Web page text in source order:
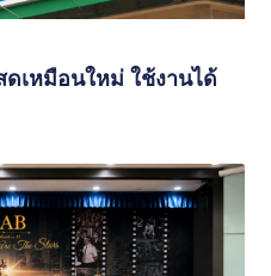
เหมือนใหม่ ใช้งานได้